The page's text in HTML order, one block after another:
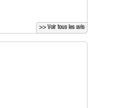
>> Voir tous les avis